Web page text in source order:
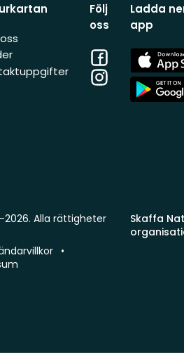
Följ
oss
Facebook
Instagram
Ladda
app
App
Store
App
Store
Skaffa
Alla rättigheter